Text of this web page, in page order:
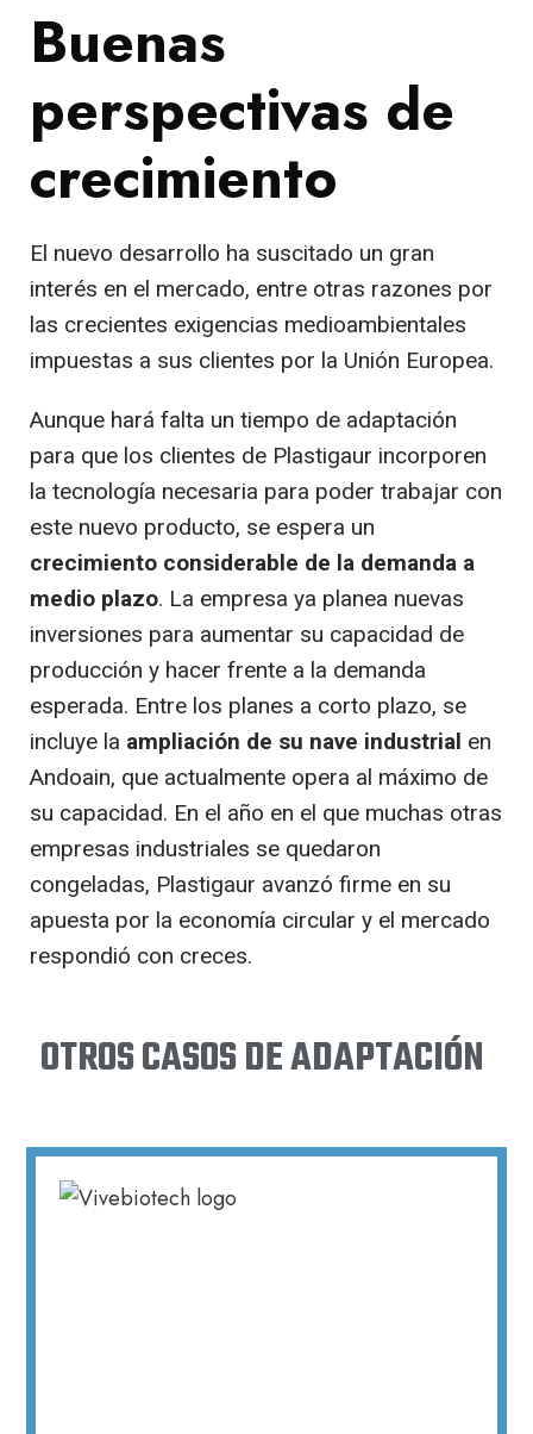
Buenas
perspectivas de
crecimiento
El nuevo desarrollo ha suscitado un gran
interés en el mercado, entre otras razones por
las crecientes exigencias medioambientales
impuestas a sus clientes por la Unión Europea.
Aunque hará falta un tiempo de adaptación
para que los clientes de Plastigaur incorporen
la tecnología necesaria para poder trabajar con
este nuevo producto, se espera un
crecimiento considerable de la demanda a
medio plazo. La empresa ya planea nuevas
inversiones para aumentar su capacidad de
producción y hacer frente a la demanda
esperada. Entre los planes a corto plazo, se
incluye la ampliación de su nave industrial en
Andoain, que actualmente opera al máximo de
su capacidad. En el año en el que muchas otras
empresas industriales se quedaron
congeladas, Plastigaur avanzó firme en su
apuesta por la economía circular y el mercado
respondió con creces.
OTROS CASOS DE ADAPTACIÓN